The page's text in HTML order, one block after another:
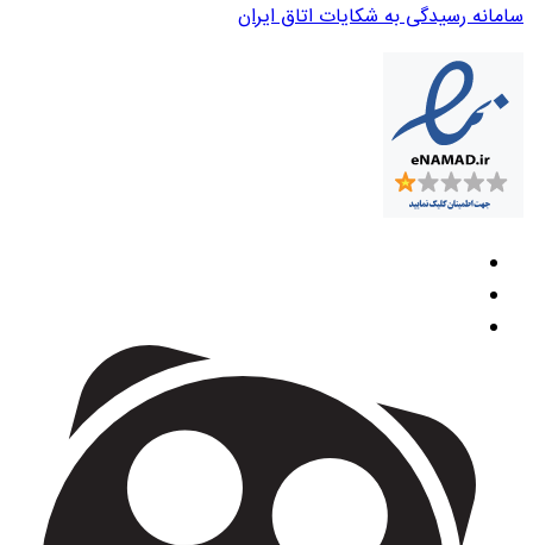
سامانه رسیدگی به شکایات اتاق ایران